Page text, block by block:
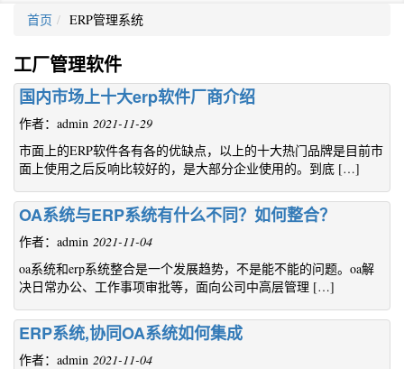
首页 ERP管理系统
工厂管理软件
国内市场上十大erp软件厂商介绍
作者：admin 2021-11-29
市面上的ERP软件各有各的优缺点，以上的十大热门品牌是目前市
面上使用之后反响比较好的，是大部分企业使用的。到底 […]
OA系统与ERP系统有什么不同？如何整合？
作者：admin 2021-11-04
oa系统和erp系统整合是一个发展趋势，不是能不能的问题。oa解
决日常办公、工作事项审批等，面向公司中高层管理 […]
ERP系统,协同OA系统如何集成
作者：admin 2021-11-04